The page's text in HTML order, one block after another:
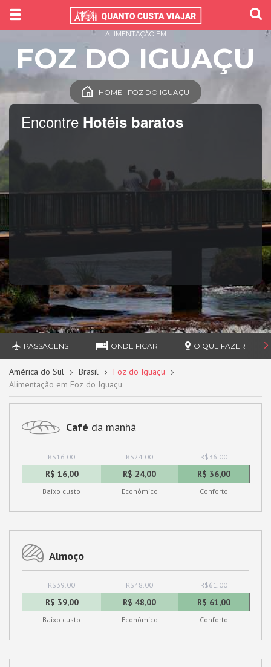
Encontre Hotéis baratos
ALIMENTAÇÃO EM
FOZ DO IGUAÇU
HOME | FOZ DO IGUAÇU
PASSAGENS ONDE FICAR O QUE FAZER
América do Sul Brasil
Foz do Iguaçu
Alimentação em Foz do Iguaçu
Café da manhã
R$16.00 R$24.00 R$36.00
R$ 16,00 R$ 24,00 R$ 36,00
Baixo custo Econômico Conforto
Almoço
R$39.00 R$48.00 R$61.00
R$ 39,00 R$ 48,00 R$ 61,00
Baixo custo Econômico Conforto